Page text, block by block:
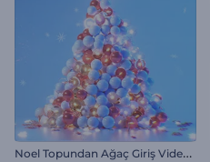
N
oel Topundan Ağaç Giriş Videosu